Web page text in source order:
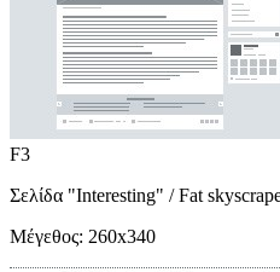
F3
Σελίδα "Interesting" / Fat
Μέγεθος: 260x340